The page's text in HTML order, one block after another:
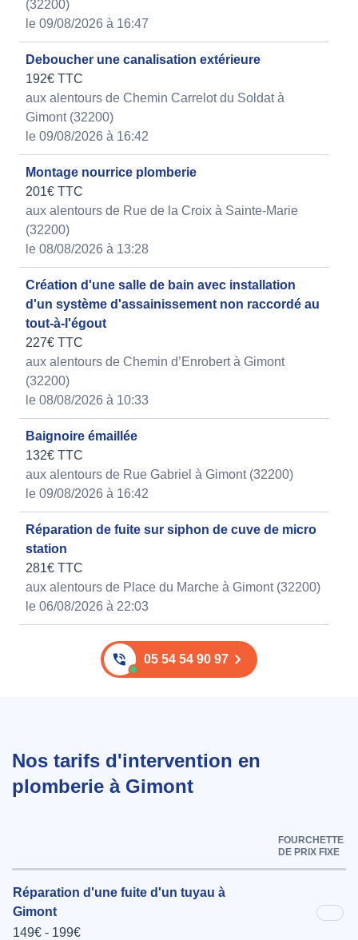
(32200)
le 09/08/2026 à 16:47
Deboucher une canalisation extérieure
192€ TTC
aux alentours de Chemin Carrelot du Soldat à
Gimont (32200)
le 09/08/2026 à 16:42
Montage nourrice plomberie
201€ TTC
aux alentours de Rue de la Croix à Sainte-Marie
(32200)
le 08/08/2026 à 13:28
Création d'une salle de bain avec installation
d'un système d'assainissement non raccordé au
tout-à-l'égout
227€ TTC
aux alentours de Chemin d’Enrobert à Gimont
(32200)
le 08/08/2026 à 10:33
Baignoire émaillée
132€ TTC
aux alentours de Rue Gabriel à Gimont (32200)
le 09/08/2026 à 16:42
Réparation de fuite sur siphon de cuve de micro
station
281€ TTC
aux alentours de Place du Marche à Gimont (32200)
le 06/08/2026 à 22:03
05 54 54 90 97
Nos tarifs d'intervention en
plomberie à Gimont
FOURCHETTE
DE PRIX FIXE
Réparation d'une fuite d'un tuyau à
Gimont
149€ - 199€